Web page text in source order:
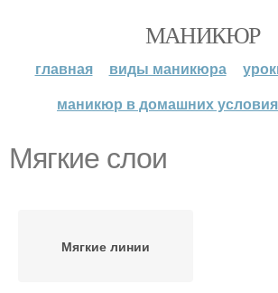
МАНИКЮР
главная виды маникюра
маникюр в домашних
Мягкие слои
Мягкие линии